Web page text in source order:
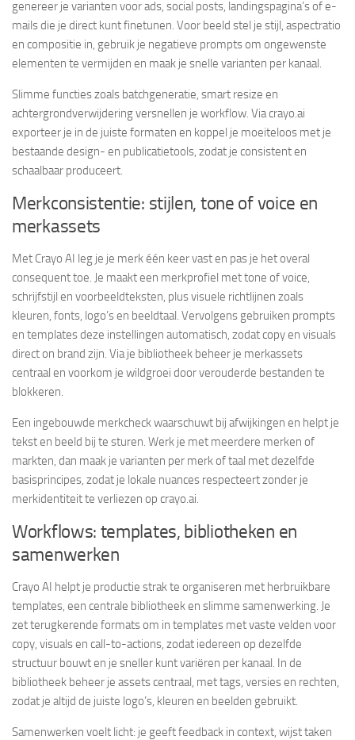
genereer je varianten voor ads, social posts, landingspagina’s of e-
mails die je direct kunt finetunen. Voor beeld stel je stijl, aspectratio
en compositie in, gebruik je negatieve prompts om ongewenste
elementen te vermijden en maak je snelle varianten per kanaal.
Slimme functies zoals batchgeneratie, smart resize en
achtergrondverwijdering versnellen je workflow. Via crayo.ai
exporteer je in de juiste formaten en koppel je moeiteloos met je
bestaande design- en publicatietools, zodat je consistent en
schaalbaar produceert.
Merkconsistentie: stijlen, tone of voice en
merkassets
Met Crayo AI leg je je merk één keer vast en pas je het overal
consequent toe. Je maakt een merkprofiel met tone of voice,
schrijfstijl en voorbeeldteksten, plus visuele richtlijnen zoals
kleuren, fonts, logo’s en beeldtaal. Vervolgens gebruiken prompts
en templates deze instellingen automatisch, zodat copy en visuals
direct on brand zijn. Via je bibliotheek beheer je merkassets
centraal en voorkom je wildgroei door verouderde bestanden te
blokkeren.
Een ingebouwde merkcheck waarschuwt bij afwijkingen en helpt je
tekst en beeld bij te sturen. Werk je met meerdere merken of
markten, dan maak je varianten per merk of taal met dezelfde
basisprincipes, zodat je lokale nuances respecteert zonder je
merkidentiteit te verliezen op crayo.ai.
Workflows: templates, bibliotheken en
samenwerken
Crayo AI helpt je productie strak te organiseren met herbruikbare
templates, een centrale bibliotheek en slimme samenwerking. Je
zet terugkerende formats om in templates met vaste velden voor
copy, visuals en call-to-actions, zodat iedereen op dezelfde
structuur bouwt en je sneller kunt variëren per kanaal. In de
bibliotheek beheer je assets centraal, met tags, versies en rechten,
zodat je altijd de juiste logo’s, kleuren en beelden gebruikt.
Samenwerken voelt licht: je geeft feedback in context, wijst taken